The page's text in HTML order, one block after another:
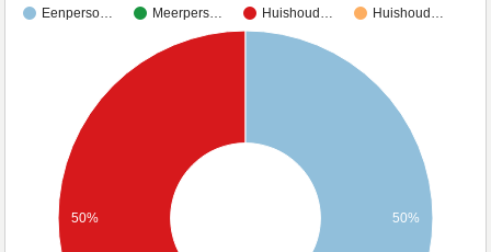
Eenperso… Meerpers… Huishoud… Huishoud…
50% 50%